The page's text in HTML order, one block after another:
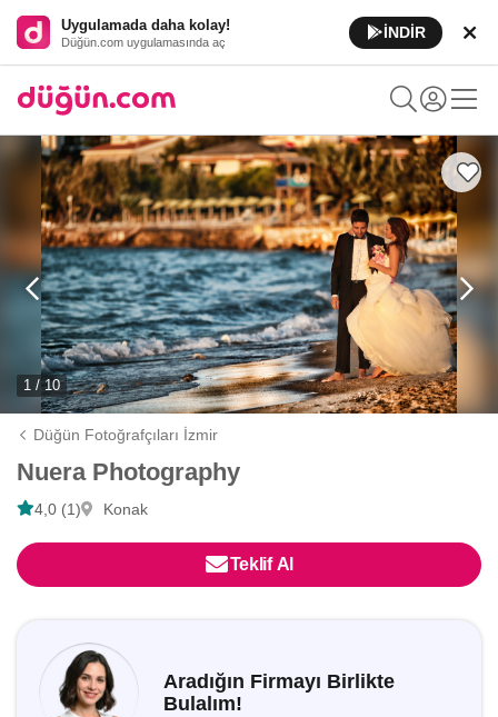
Uygulamada daha kolay!
Düğün.com uygulamasında aç
İNDİR
1 / 10
Düğün Fotoğrafçıları İzmir
Nuera Photography
4,0 (1) Konak
Teklif Al
Aradığın Firmayı Birlikte
Bulalım!